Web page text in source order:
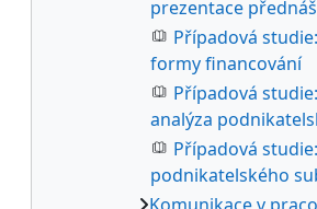
prezentace
Případová
formy financování
Případová
analýza
Případová
podnikatelského